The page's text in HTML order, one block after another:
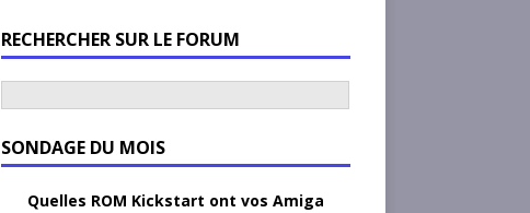
RECHERCHER SUR LE FORUM
SONDAGE DU MOIS
Quelles ROM Kickstart ont vos Amiga